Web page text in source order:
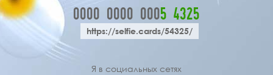
0000 0000 0005 4325
https://selfie.cards/54325/
Я в социальных сетях